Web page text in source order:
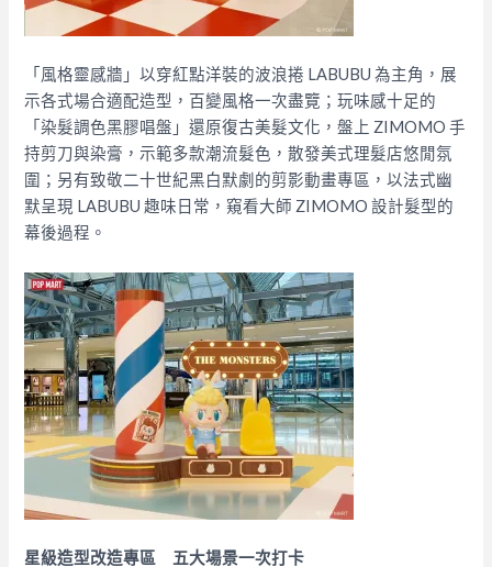
「風格靈感牆」以穿紅點洋裝的波浪捲 LABUBU 為主角，展
示各式場合適配造型，百變風格一次盡覽；玩味感十足的
「染髮調色黑膠唱盤」還原復古美髮文化，盤上 ZIMOMO 手
持剪刀與染膏，示範多款潮流髮色，散發美式理髮店悠閒氛
圍；另有致敬二十世紀黑白默劇的剪影動畫專區，以法式幽
默呈現 LABUBU 趣味日常，窺看大師 ZIMOMO 設計髮型的
幕後過程。
星級造型改造專區 五大場景一次打卡